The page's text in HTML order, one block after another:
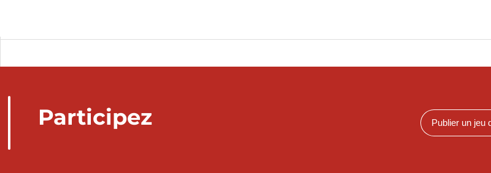
Participez Publier un jeu